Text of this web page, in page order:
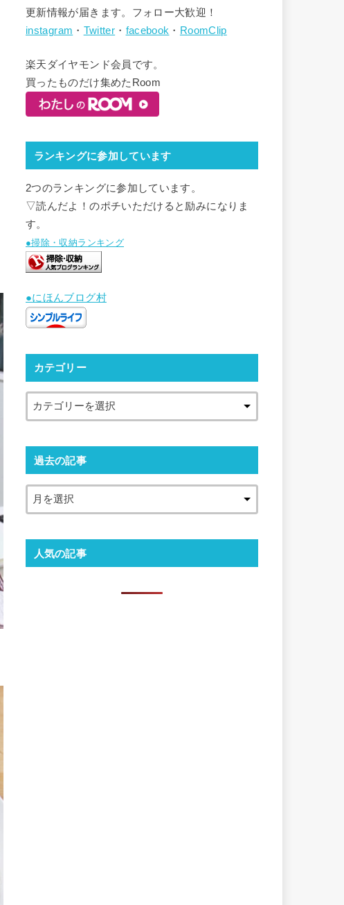
更新情報が届きます。フォロー大歓迎！
instagram ・ Twitter ・ facebook ・ RoomClip
楽天ダイヤモンド会員です。
買ったものだけ集めたRoom
ランキングに参加しています
2つのランキングに参加しています。
▽読んだよ！のポチいただけると励みになりま
す。
●掃除・収納ランキング
●にほんブログ村
カテゴリー
過去の記事
人気の記事